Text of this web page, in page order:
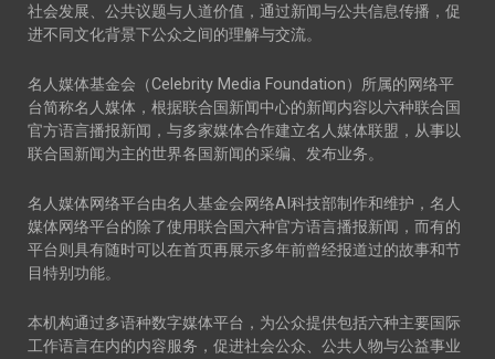
社会发展、公共议题与人道价值，通过新闻与公共信息传播，促
进不同文化背景下公众之间的理解与交流。
名人媒体基金会（Celebrity Media Foundation）所属的网络平
台简称名人媒体，根据联合国新闻中心的新闻内容以六种联合国
官方语言播报新闻，与多家媒体合作建立名人媒体联盟，从事以
联合国新闻为主的世界各国新闻的采编、发布业务。
名人媒体网络平台由名人基金会网络AI科技部制作和维护，名人
媒体网络平台的除了使用联合国六种官方语言播报新闻，而有的
平台则具有随时可以在首页再展示多年前曾经报道过的故事和节
目特别功能。
本机构通过多语种数字媒体平台，为公众提供包括六种主要国际
工作语言在内的内容服务，促进社会公众、公共人物与公益事业